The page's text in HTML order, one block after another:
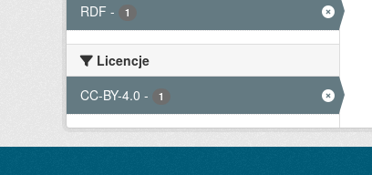
RDF - 1
Licencje
CC-BY-4.0 - 1